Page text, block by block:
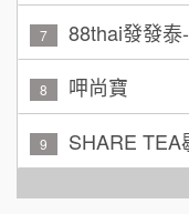
88thai發發
呷尚寶
SHARE TEA
TEA TOP台
林 先生/小姐
加盟預算
吳 先生/小姐
加盟預算